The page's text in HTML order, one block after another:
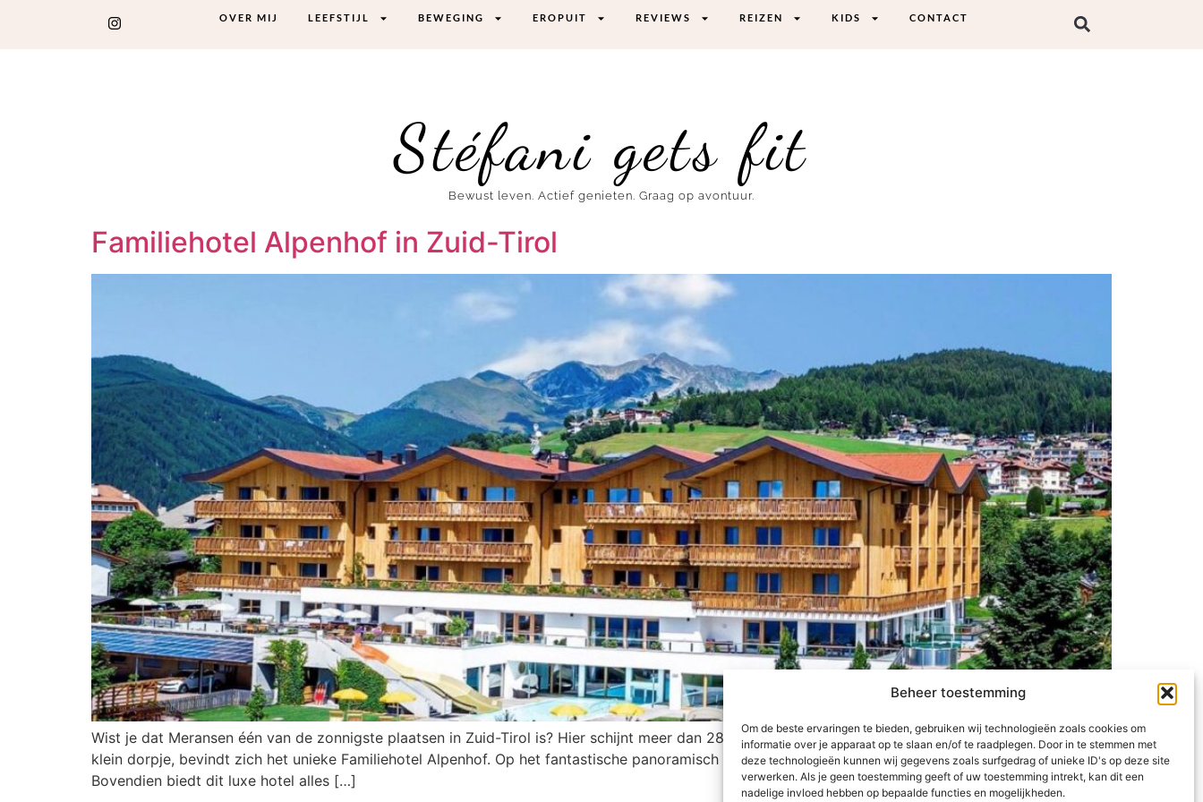
Beheer toestemming
Om de beste ervaringen te bieden, gebruiken wij technologieën zoals cookies om
informatie over je apparaat op te slaan en/of te raadplegen. Door in te stemmen met
deze technologieën kunnen wij gegevens zoals surfgedrag of unieke ID's op deze site
verwerken. Als je geen toestemming geeft of uw toestemming intrekt, kan dit een
nadelige invloed hebben op bepaalde functies en mogelijkheden.
OVER MIJ LEEFSTIJL BEWEGING EROPUIT REVIEWS REIZEN KIDS CONTACT
Stéfani gets fit
Bewust leven. Actief genieten. Graag op avontuur.
Familiehotel Alpenhof in Zuid-Tirol
Wist je dat Meransen één van de zonnigste plaatsen in Zuid-Tirol is? Hier schijnt meer dan 280 dagen per jaar de zon. En op deze unieke plek, in een
klein dorpje, bevindt zich het unieke Familiehotel Alpenhof. Op het fantastische panoramisch uitzicht word je instant verliefd, kan niet anders.
Bovendien biedt dit luxe hotel alles […]